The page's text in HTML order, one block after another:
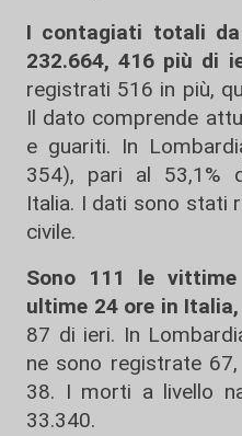
I contagiati totali
232.664, 416 più di
registrati 516 in più,
Il dato comprende
e guariti. In
354), pari al 53,1%
Italia. I dati sono stati
civile.
Sono 111 le
ultime 24 ore in Italia,
87 di ieri. In
ne sono registrate
38. I morti a livello
33.340.